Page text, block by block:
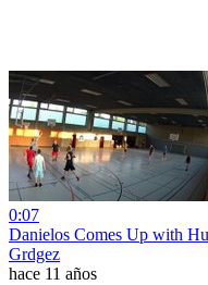
0:07
Danielos Comes Up with
Grdgez
hace 11 años